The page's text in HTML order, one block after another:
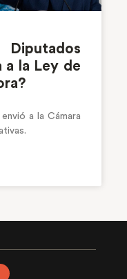
Diputados
a la Ley de
a la Cámara